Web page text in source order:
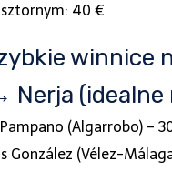
40 €
winnice
Nerja (idealne
(Algarrobo) –
González (Vélez-